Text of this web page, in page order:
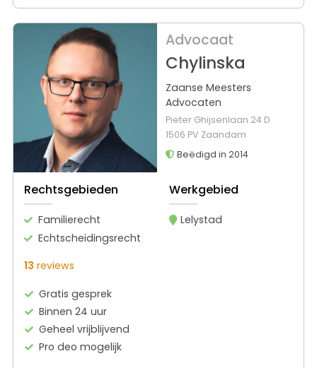
Advocaat
Chylinska
Zaanse Meesters
Advocaten
Pieter Ghijsenlaan 24 D
1506 PV Zaandam
Beëdigd in 2014
Rechtsgebieden
Familierecht
Echtscheidingsrecht
Werkgebied
Lelystad
13 reviews
Gratis gesprek
Binnen 24 uur
Geheel vrijblijvend
Pro deo mogelijk